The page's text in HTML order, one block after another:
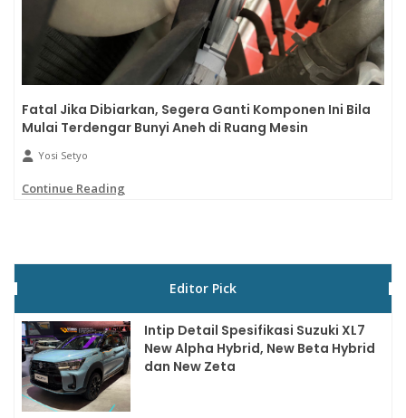
Fatal Jika Dibiarkan, Segera Ganti Komponen Ini Bila
Mulai Terdengar Bunyi Aneh di Ruang Mesin
Yosi Setyo
Continue Reading
Editor Pick
Intip Detail Spesifikasi Suzuki XL7
New Alpha Hybrid, New Beta Hybrid
dan New Zeta